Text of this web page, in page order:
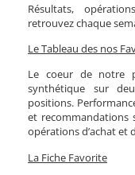
Résultats,
retrouvez chaque
Le Tableau des nos
Le coeur de notre
synthétique sur
positions.
et recommandations
opérations d’achat et
La Fiche Favorite